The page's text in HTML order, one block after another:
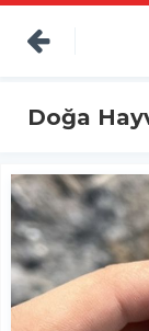
Doğa